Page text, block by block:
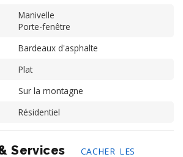
Manivelle
Porte-fenêtre
Bardeaux d'asphalte
Plat
Sur la montagne
Résidentiel
Services
CACHER LES